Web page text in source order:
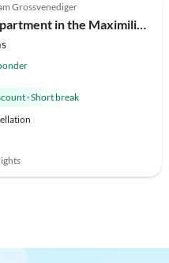
Grossvenediger
Holiday apartment in the Maximilian Apartment Building, 4-8 people
·Short break